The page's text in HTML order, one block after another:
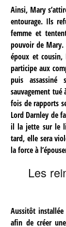
Ainsi, Mary
entourage. Ils
femme et
pouvoir de Mary.
époux et cousin,
participe aux
puis
sauvagement tué
fois de rapports
Lord Darnley de
il la jette sur le
tard, elle sera
la force à
Les
Aussitôt
afin de créer